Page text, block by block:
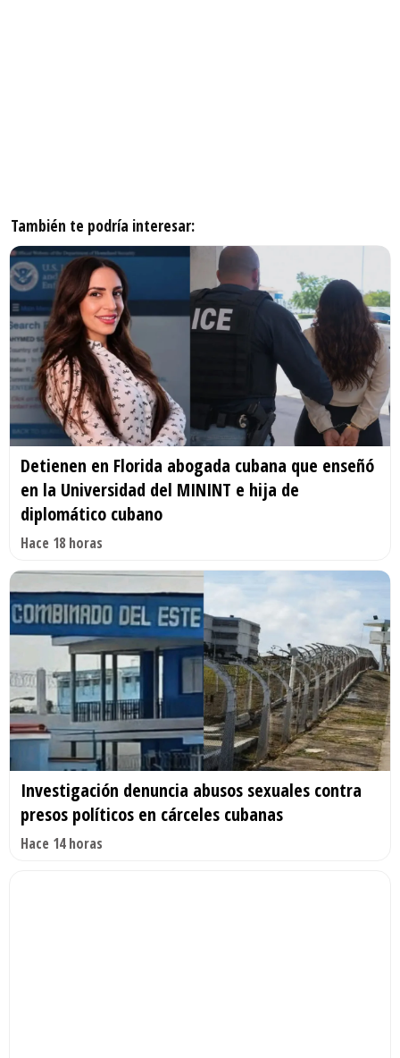
También te podría interesar:
Detienen en Florida abogada cubana que enseñó
en la Universidad del MININT e hija de
diplomático cubano
Hace 18 horas
Investigación denuncia abusos sexuales contra
presos políticos en cárceles cubanas
Hace 14 horas